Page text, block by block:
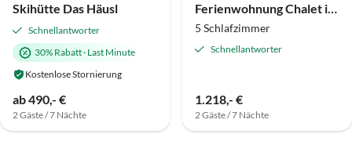
Skihütte Das Häusl
Schnellantworter
30% Rabatt· Last Minute
Kostenlose Stornierung
ab 490,- €
2 Gäste / 7 Nächte
Ferienwohnung Chalet in Hochkrimml für 6-14 Personen
5 Schlafzimmer
Schnellantworter
1.218,- €
2 Gäste / 7 Nächte